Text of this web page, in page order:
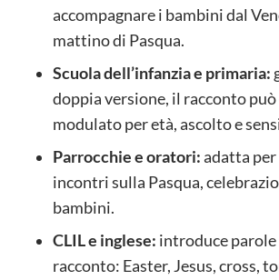
accompagnare i bambini dal
mattino di Pasqua.
Scuola dell’infanzia e primaria:
doppia versione, il racconto può
modulato per età, ascolto e
Parrocchie e oratori:adatta
incontri sulla Pasqua,
bambini.
CLIL e inglese: introduce parole
racconto: Easter, Jesus, cross,